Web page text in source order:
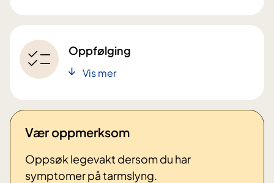
Oppfølging
Vis mer
Vær oppmerksom
Oppsøk legevakt dersom du har
symptomer på tarmslyng.